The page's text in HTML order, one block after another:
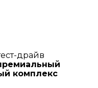
драйв
комплекс